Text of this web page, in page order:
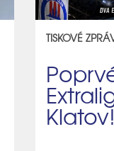
TISKOVÉ